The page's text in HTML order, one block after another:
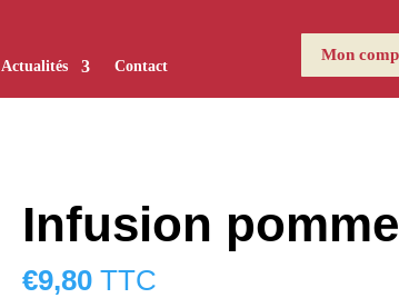
Actualités Contact
Mon
Infusion
€9,80 TTC